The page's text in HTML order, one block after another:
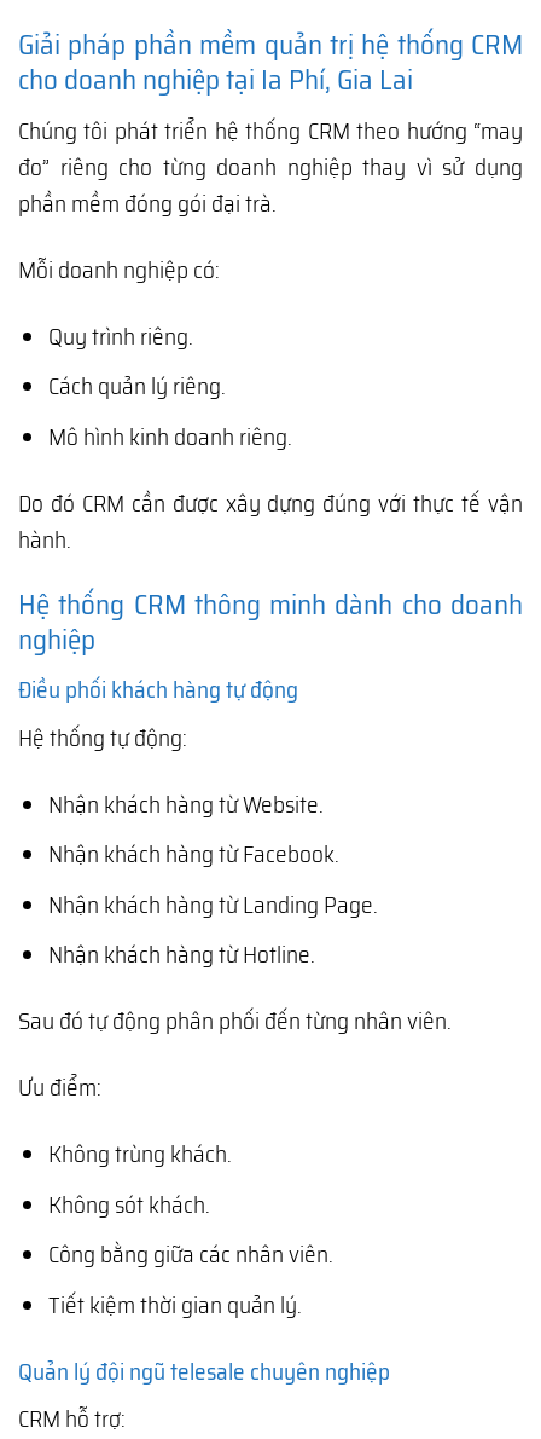
Giải pháp phần mềm quản trị hệ thống CRM
cho doanh nghiệp tại Ia Phí, Gia Lai
Chúng tôi phát triển hệ thống CRM theo hướng “may
đo” riêng cho từng doanh nghiệp thay vì sử dụng
phần mềm đóng gói đại trà.
Mỗi doanh nghiệp có:
Quy trình riêng.
Cách quản lý riêng.
Mô hình kinh doanh riêng.
Do đó CRM cần được xây dựng đúng với thực tế vận
hành.
Hệ thống CRM thông minh dành cho doanh
nghiệp
Điều phối khách hàng tự động
Hệ thống tự động:
Nhận khách hàng từ Website.
Nhận khách hàng từ Facebook.
Nhận khách hàng từ Landing Page.
Nhận khách hàng từ Hotline.
Sau đó tự động phân phối đến từng nhân viên.
Ưu điểm:
Không trùng khách.
Không sót khách.
Công bằng giữa các nhân viên.
Tiết kiệm thời gian quản lý.
Quản lý đội ngũ telesale chuyên nghiệp
CRM hỗ trợ: